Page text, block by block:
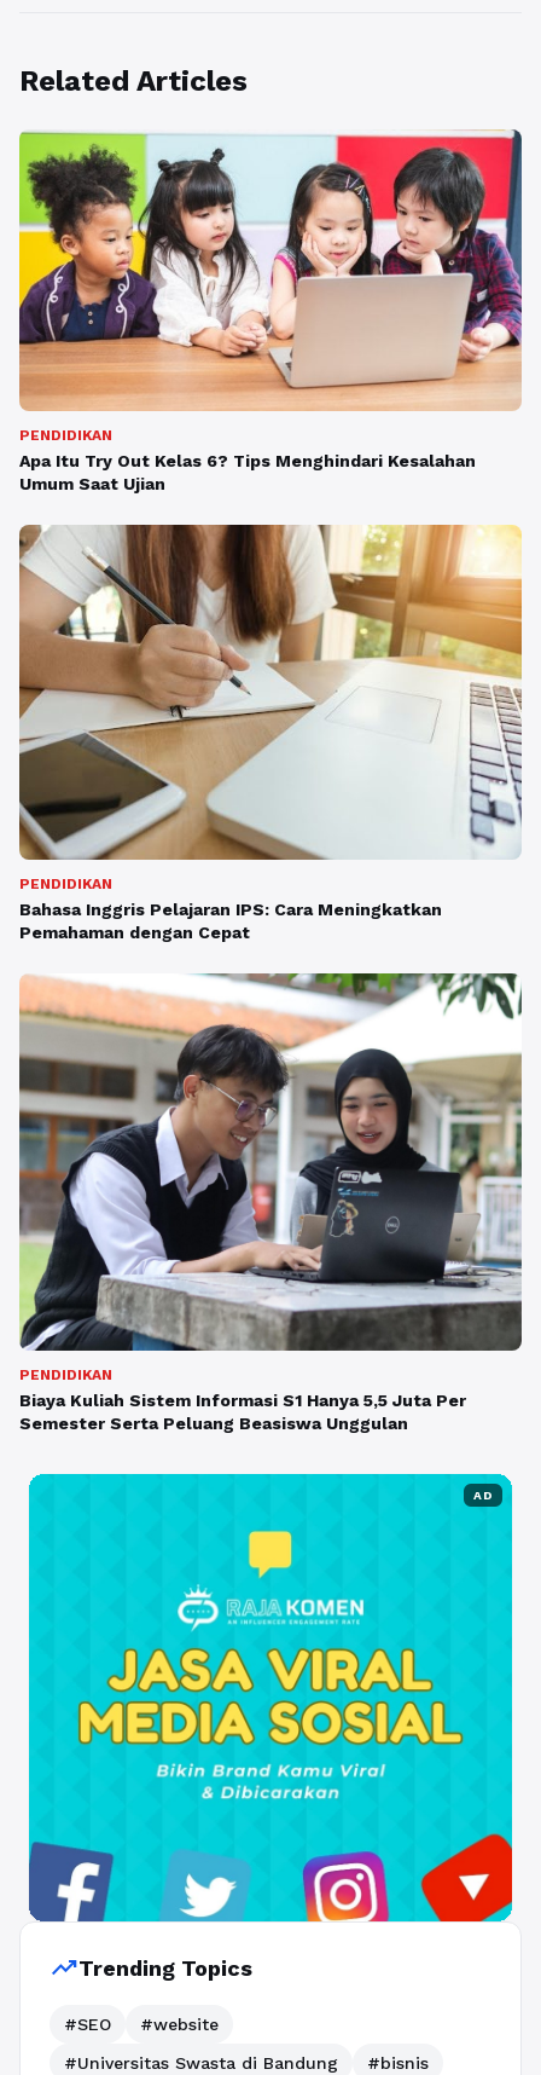
Related Articles
PENDIDIKAN
Apa Itu Try Out Kelas 6? Tips Menghindari Kesalahan
Umum Saat Ujian
PENDIDIKAN
Bahasa Inggris Pelajaran IPS: Cara Meningkatkan
Pemahaman dengan Cepat
PENDIDIKAN
Biaya Kuliah Sistem Informasi S1 Hanya 5,5 Juta Per
Semester Serta Peluang Beasiswa Unggulan
AD
trending_upTrending Topics
#SEO
#website
#Universitas Swasta di Bandung
#bisnis